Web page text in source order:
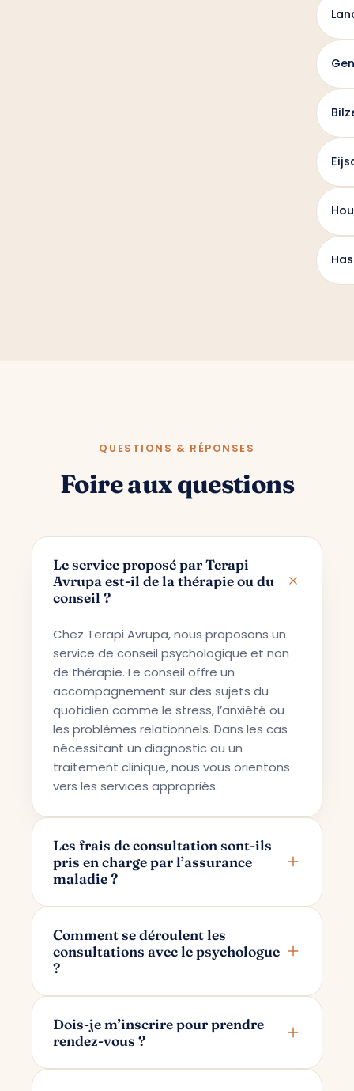
QUESTIONS & RÉPONSES
Foire aux questions
Le service proposé par Terapi
Avrupa est-il de la thérapie ou du
conseil ?
Chez Terapi Avrupa, nous proposons un
service de conseil psychologique et non
de thérapie. Le conseil offre un
accompagnement sur des sujets du
quotidien comme le stress, l’anxiété ou
les problèmes relationnels. Dans les cas
nécessitant un diagnostic ou un
traitement clinique, nous vous orientons
vers les services appropriés.
Les frais de consultation sont-ils
pris en charge par l’assurance
maladie ?
conseil privé ; pour cette raison, les frais
ne sont pas pris en charge par les
assurances maladie.
Comment se déroulent les
consultations avec le psychologue
?
via Google Meet. Après avoir pris votre
rendez-vous, un lien de consultation
Dois-je m’inscrire pour prendre
rendez-vous ?